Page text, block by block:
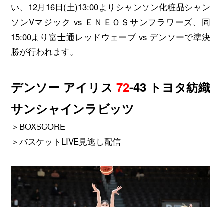
い、12月16日(土)13:00よりシャンソン化粧品シャン
ソンVマジック vs ＥＮＥＯＳサンフラワーズ、同
15:00より富士通レッドウェーブ vs デンソーで準決
勝が行われます。
デンソー アイリス 72-43 トヨタ紡織
サンシャインラビッツ
＞BOXSCORE
＞バスケットLIVE見逃し配信